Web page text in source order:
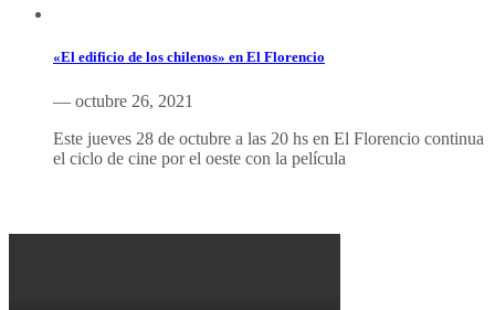
«El edificio de los chilenos» en El Florencio
— octubre 26, 2021
Este jueves 28 de octubre a las 20 hs en El Florencio continua
el ciclo de cine por el oeste con la película